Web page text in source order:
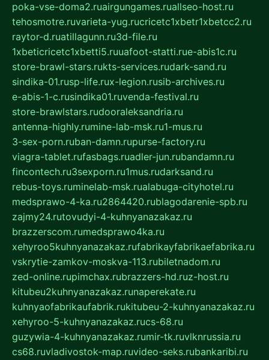
poka-vse-doma2.ruairgungames.ruallseo-host.ru
tehosmotre.ruvarieta-yug.rucricetc1xbetr1xbetcc2.ru
raytor-d.ruatillagunn.ru3d-file.ru
1xbeticricetc1xbetti5.ruuafoot-statti.rue-abis1c.ru
store-brawl-stars.rukts-services.rudark-sand.ru
sindika-01.rusp-life.rux-legion.rusib-archives.ru
e-abis-1-c.rusindika01.ruvenda-festival.ru
store-brawlstars.rudooraleksandria.ru
antenna-highly.rumine-lab-msk.ru1-mus.ru
3-sex-porn.ruban-damn.rupurse-factory.ru
viagra-tablet.rufasbags.ruadler-jun.rubandamn.ru
fincontech.ru3sexporn.ru1mus.rudarksand.ru
rebus-toys.ruminelab-msk.rualabuga-cityhotel.ru
medsprawo-4-ka.ru2864420.rublagodarenie-spb.ru
zajmy24.rutovudyi-4-kuhnyanazakaz.ru
brazzerscom.rumedsprawo4ka.ru
xehyroo5kuhnyanazakaz.rufabrikayfabrikaefabrika.ru
vskrytie-zamkov-moskva-113.rubiletnadom.ru
zed-online.rupimchax.rubrazzers-hd.ruz-host.ru
kitubeu2kuhnyanazakaz.runaperekate.ru
kuhnyaofabrikaufabrik.rukitubeu-2-kuhnyanazakaz.ru
xehyroo-5-kuhnyanazakaz.rucs-68.ru
guzywia-4-kuhnyanazakaz.rumir-tk.ruvlknrussia.ru
cs68.ruvladivostok-map.ruvideo-seks.rubankaribi.ru